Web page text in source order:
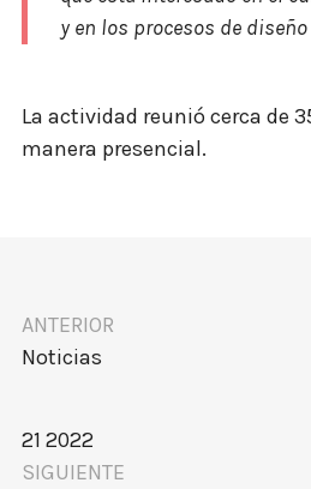
y en los procesos de diseño
La actividad reunió cerca de
manera presencial.
ANTERIOR
Noticias
21 2022
SIGUIENTE